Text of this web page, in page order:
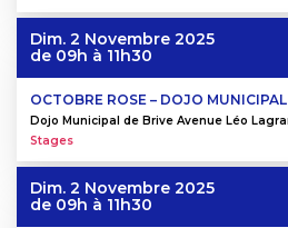
Dim. 2 Novembre 2025
de 09h à 11h30
OCTOBRE ROSE – DOJO
Dojo Municipal de Brive Avenue Léo
Stages
Dim. 2 Novembre 2025
de 09h à 11h30